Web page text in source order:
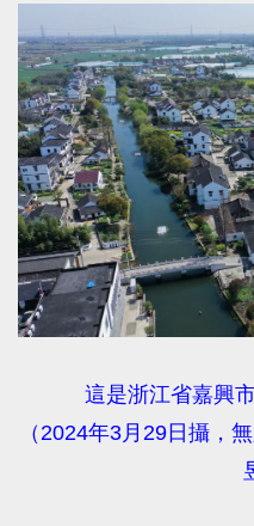
這是浙江省嘉興
（2024年3月29日攝，